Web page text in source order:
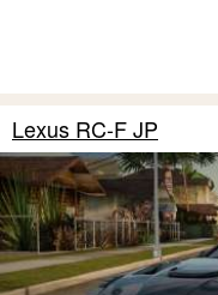
Lexus RC-F JP